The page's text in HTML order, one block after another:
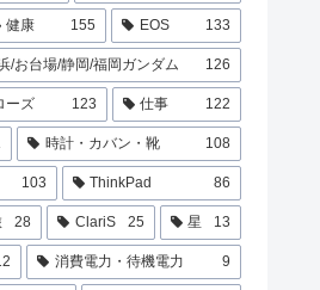
健康 155 EOS 133
/お台場/静岡/福岡ガンダム 126
ーズ 123 仕事 122
時計・カバン・靴 108
103 ThinkPad 86
28 ClariS 25 星 13
消費電力・待機電力 9